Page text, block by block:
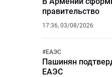
правительство
17:36, 03/08/2026
#ЕАЭС
Пашинян
ЕАЭС